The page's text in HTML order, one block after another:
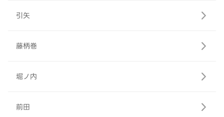
引矢
藤柄巻
堀ノ内
前田